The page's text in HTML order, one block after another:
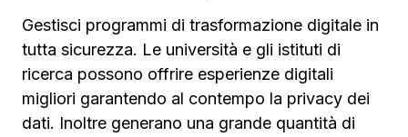
Gestisci programmi di trasformazione digitale in
tutta sicurezza. Le università e gli istituti di
ricerca possono offrire esperienze digitali
migliori garantendo al contempo la privacy dei
dati. Inoltre generano una grande quantità di